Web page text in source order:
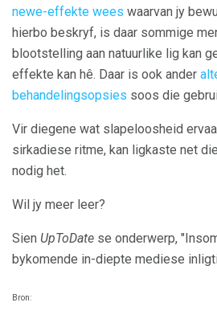
newe-effekte wees waarvan jy
hierbo beskryf, is daar sommige
blootstelling aan natuurlike lig kan
effekte kan hê. Daar is ook ander
behandelingsopsies soos die
Vir diegene wat slapeloosheid
sirkadiese ritme, kan ligkaste net
nodig het.
Wil jy meer leer?
Sien UpToDate se onderwerp,
bykomende in-diepte mediese
Bron: